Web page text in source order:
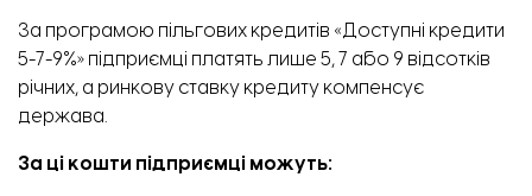
За програмою пільгових кредитів «Доступні кредити
5-7-9%» підприємці платять лише 5, 7 або 9 відсотків
річних, а ринкову ставку кредиту компенсує
держава.
За ці кошти підприємці можуть: